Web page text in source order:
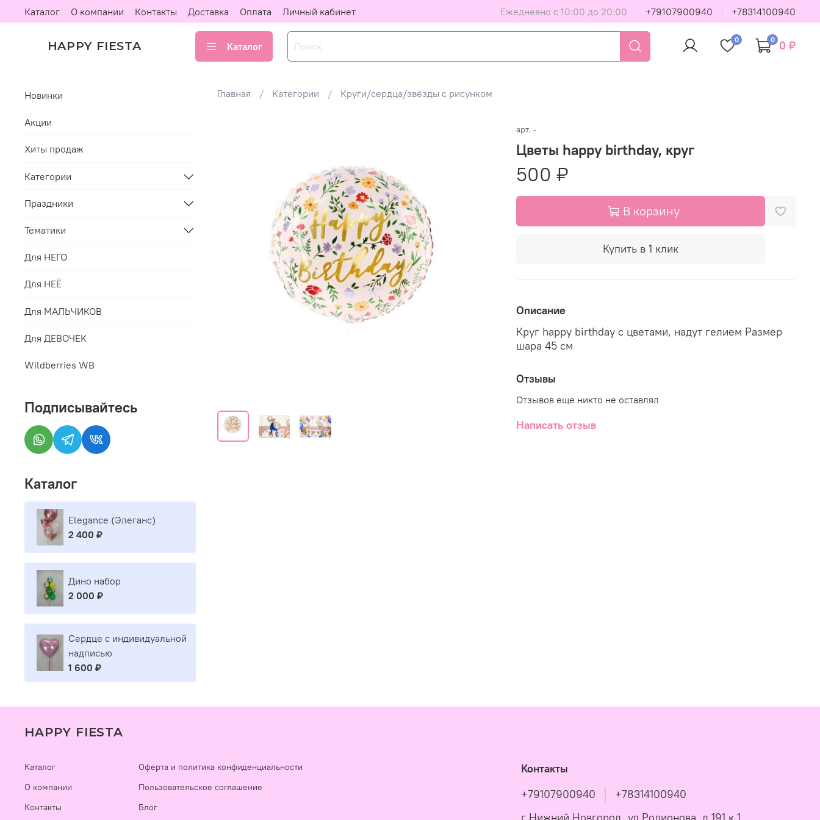
Каталог О компании Контакты Доставка Оплата Личный кабинет Ежедневно с 10:00 до 20:00 +79107900940 +78314100940
HAPPY FIESTA Каталог
0 0 0 ₽
Главная Категории Круги/сердца/звёзды с рисунком
арт. -
Цветы happy birthday, круг
500 ₽
В корзину
Купить в 1 клик
Описание
Круг happy birthday с цветами, надут гелием Размер
шара 45 см
Отзывы
Отзывов еще никто не оставлял
Написать отзыв
Новинки
Акции
Хиты продаж
Категории
Праздники
Тематики
Для НЕГО
Для НЕЁ
Для МАЛЬЧИКОВ
Для ДЕВОЧЕК
Wildberries WB
Подписывайтесь
Каталог
Elegance (Элеганс)
2 400 ₽
Дино набор
2 000 ₽
Сердце с индивидуальной
надписью
1 600 ₽
HAPPY FIESTA
Каталог
О компании
Контакты
Оферта и политика конфиденциальности
Пользовательское соглашение
Блог
Контакты
+79107900940
+78314100940